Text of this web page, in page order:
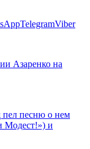
TelegramViber
Азаренко на
пел песню о нем
Модест!») и